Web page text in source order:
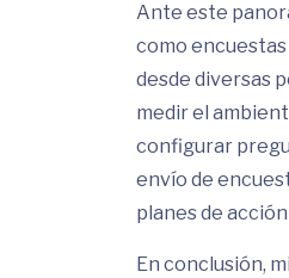
Ante este
como
desde diversas
medir el
configurar
envío de
planes de
En conclusión,